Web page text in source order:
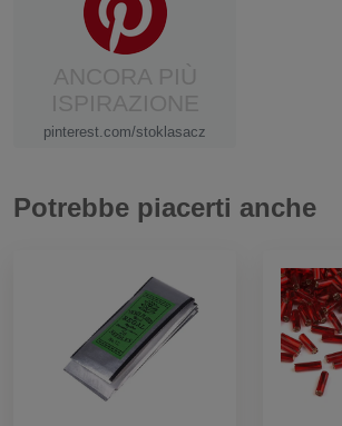
pinterest.com/stoklasacz
Potrebbe piacerti anche